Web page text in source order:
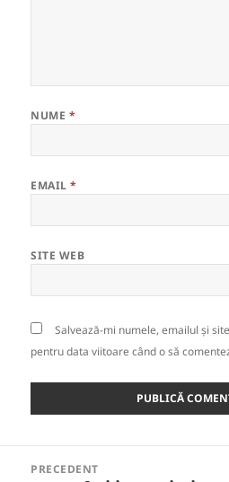
NUME *
EMAIL*
SITE WEB
Salvează-mi numele, emailul și
pentru data viitoare când o să
PRECEDENT